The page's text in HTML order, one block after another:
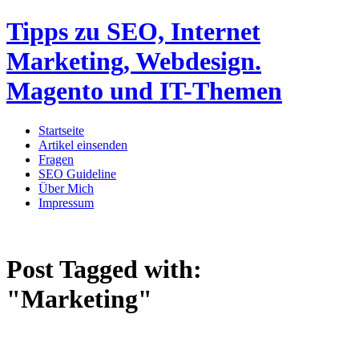
Tipps zu SEO, Internet
Marketing, Webdesign.
Magento und IT-Themen
Startseite
Artikel einsenden
Fragen
SEO Guideline
Über Mich
Impressum
Post Tagged with:
"Marketing"